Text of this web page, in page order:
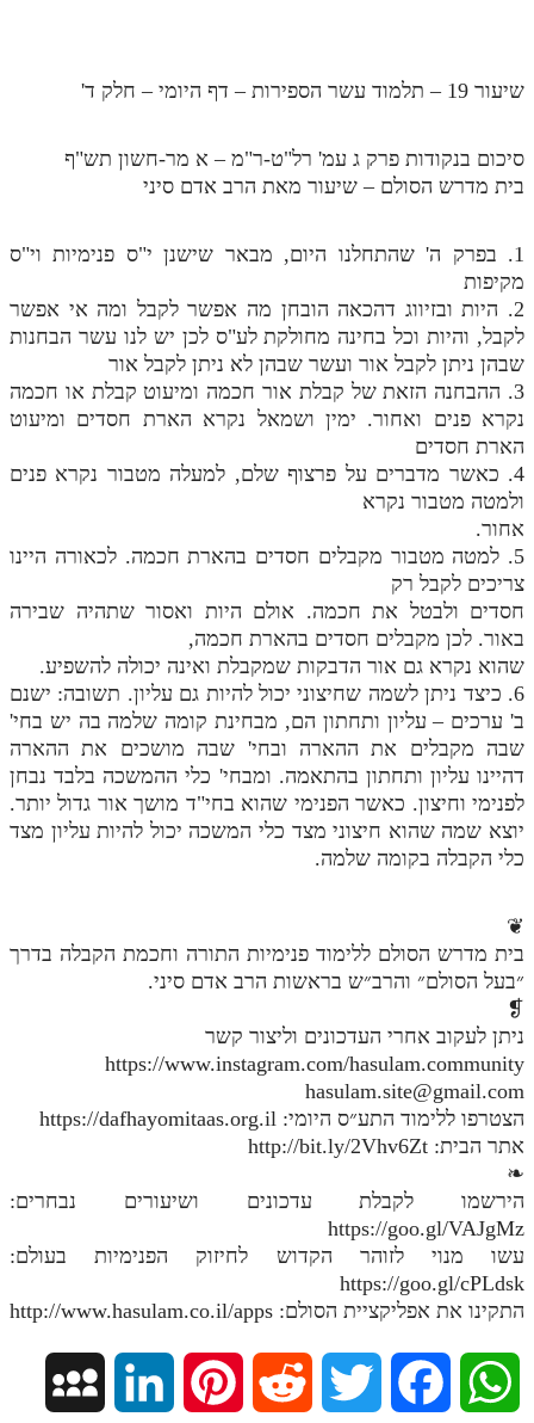
שיעור 19 – תלמוד עשר הספירות – דף היומי – חלק ד'
סיכום בנקודות פרק ג עמ' רל"ט-ר"מ – א מר-חשון תש"ף
בית מדרש הסולם – שיעור מאת הרב אדם סיני
1. בפרק ה' שהתחלנו היום, מבאר שישנן י"ס פנימיות וי"ס
מקיפות
2. היות ובזיווג דהכאה הובחן מה אפשר לקבל ומה אי אפשר
לקבל, והיות וכל בחינה מחולקת לע"ס לכן יש לנו עשר הבחנות
שבהן ניתן לקבל אור ועשר שבהן לא ניתן לקבל אור
3. ההבחנה הזאת של קבלת אור חכמה ומיעוט קבלת או חכמה
נקרא פנים ואחור. ימין ושמאל נקרא הארת חסדים ומיעוט
הארת חסדים
4. כאשר מדברים על פרצוף שלם, למעלה מטבור נקרא פנים
ולמטה מטבור נקרא
אחור.
5. למטה מטבור מקבלים חסדים בהארת חכמה. לכאורה היינו
צריכים לקבל רק
חסדים ולבטל את חכמה. אולם היות ואסור שתהיה שבירה
באור. לכן מקבלים חסדים בהארת חכמה,
שהוא נקרא גם אור הדבקות שמקבלת ואינה יכולה להשפיע.
6. כיצד ניתן לשמה שחיצוני יכול להיות גם עליון. תשובה: ישנם
ב' ערכים – עליון ותחתון הם, מבחינת קומה שלמה בה יש בחי'
שבה מקבלים את ההארה ובחי' שבה מושכים את ההארה
דהיינו עליון ותחתון בהתאמה. ומבחי' כלי ההמשכה בלבד נבחן
לפנימי וחיצון. כאשר הפנימי שהוא בחי"ד מושך אור גדול יותר.
יוצא שמה שהוא חיצוני מצד כלי המשכה יכול להיות עליון מצד
כלי הקבלה בקומה שלמה.
❦
בית מדרש הסולם ללימוד פנימיות התורה וחכמת הקבלה בדרך
״בעל הסולם״ והרב״ש בראשות הרב אדם סיני.
❡
ניתן לעקוב אחרי העדכונים וליצור קשר
https://www.instagram.com/hasulam.community
hasulam.site@gmail.com
הצטרפו ללימוד התע״ס היומי: https://dafhayomitaas.org.il
אתר הבית: http://bit.ly/2Vhv6Zt
❧
הירשמו לקבלת עדכונים ושיעורים נבחרים:
https://goo.gl/VAJgMz
עשו מנוי לזוהר הקדוש לחיזוק הפנימיות בעולם:
https://goo.gl/cPLdsk
התקינו את אפליקציית הסולם: http://www.hasulam.co.il/apps
W